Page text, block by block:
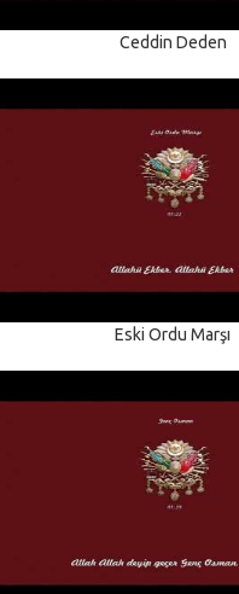
Ceddin Deden
Eski Ordu Marşı